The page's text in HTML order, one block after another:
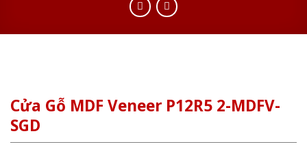
Cửa Gỗ MDF Veneer P12R5 2-MDFV-
SGD